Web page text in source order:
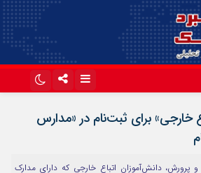
خارجی» برای ثبت‌نام در «مدارس
پرورش، دانش‌آموزان اتباع خارجی که دارای مدارک